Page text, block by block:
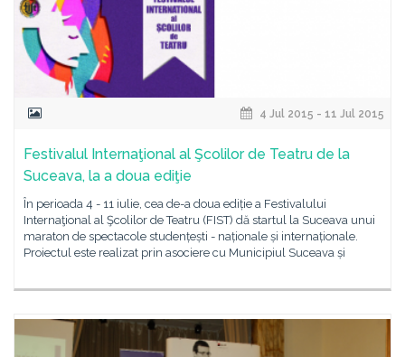
4 Jul 2015 - 11 Jul 2015
Festivalul Internaţional al Şcolilor de Teatru de la
Suceava, la a doua ediţie
În perioada 4 - 11 iulie, cea de-a doua ediție a Festivalului
Internaţional al Şcolilor de Teatru (FIST) dă startul la Suceava unui
maraton de spectacole studențești - naționale și internaționale.
Proiectul este realizat prin asociere cu Municipiul Suceava și